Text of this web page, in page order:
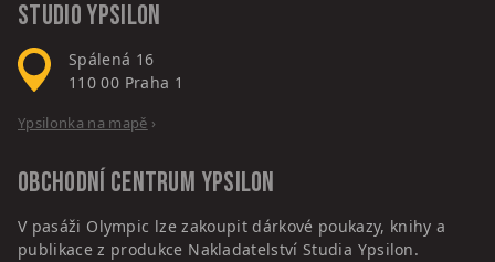
Studio Ypsilon
Spálená 16
110 00 Praha 1
Ypsilonka na mapě ›
Obchodní centrum Ypsilon
V pasáži Olympic lze zakoupit dárkové poukazy, knihy a
publikace z produkce Nakladatelství Studia Ypsilon.